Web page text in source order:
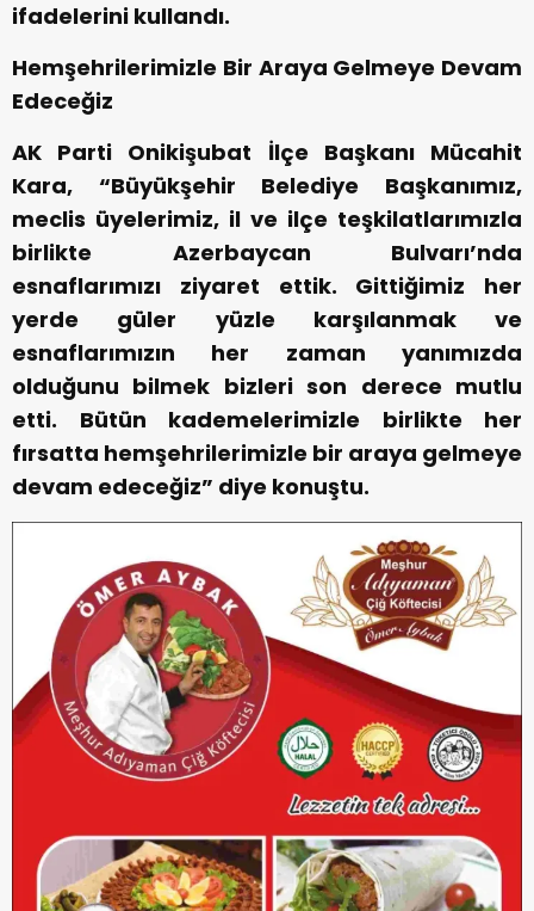
ifadelerini kullandı.
Hemşehrilerimizle Bir Araya Gelmeye Devam
Edeceğiz
AK Parti Onikişubat İlçe Başkanı Mücahit
Kara, “Büyükşehir Belediye Başkanımız,
meclis üyelerimiz, il ve ilçe teşkilatlarımızla
birlikte Azerbaycan Bulvarı’nda
esnaflarımızı ziyaret ettik. Gittiğimiz her
yerde güler yüzle karşılanmak ve
esnaflarımızın her zaman yanımızda
olduğunu bilmek bizleri son derece mutlu
etti. Bütün kademelerimizle birlikte her
fırsatta hemşehrilerimizle bir araya gelmeye
devam edeceğiz” diye konuştu.